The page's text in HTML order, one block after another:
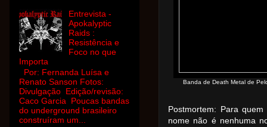
Banda de Death Metal de
Postmortem: Para
nome não é nenhuma
Entrevista -
Apokalyptic
Raids :
Resistência e
Foco no que
Importa
Por: Fernanda Luísa e
Renato Sanson Fotos:
Divulgação Edição/revisão:
Caco Garcia Poucas bandas
do underground brasileiro
construíram um...